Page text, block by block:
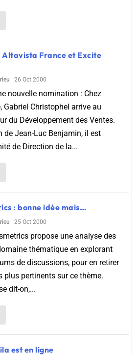
Altavista France et Excite
26 Oct 2000
nouvelle nomination : Chez
Gabriel Christophel arrive au
du Développement des Ventes.
de Jean-Luc Benjamin, il est
de Direction de la...
: bonne idée mais…
25 Oct 2000
propose une analyse des
thématique en explorant
de discussions, pour en retirer
plus pertinents sur ce thème.
dit-on,...
est en ligne